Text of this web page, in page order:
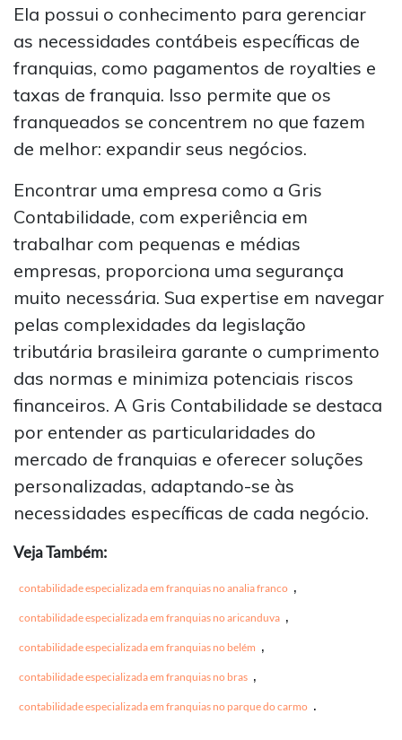
Ela possui o conhecimento para gerenciar
as necessidades contábeis específicas de
franquias, como pagamentos de royalties e
taxas de franquia. Isso permite que os
franqueados se concentrem no que fazem
de melhor: expandir seus negócios.
Encontrar uma empresa como a Gris
Contabilidade, com experiência em
trabalhar com pequenas e médias
empresas, proporciona uma segurança
muito necessária. Sua expertise em navegar
pelas complexidades da legislação
tributária brasileira garante o cumprimento
das normas e minimiza potenciais riscos
financeiros. A Gris Contabilidade se destaca
por entender as particularidades do
mercado de franquias e oferecer soluções
personalizadas, adaptando-se às
necessidades específicas de cada negócio.
Veja Também:
contabilidade especializada em franquias no analia franco ,
contabilidade especializada em franquias no aricanduva ,
contabilidade especializada em franquias no belém ,
contabilidade especializada em franquias no bras ,
contabilidade especializada em franquias no parque do carmo .